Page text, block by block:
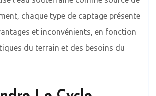
chaque type de captage présente
et inconvénients, en fonction
du terrain et des besoins du